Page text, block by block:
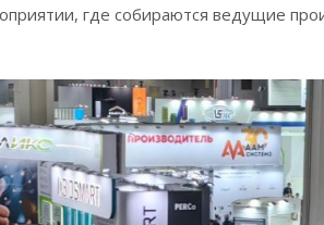
где собираются ведущие